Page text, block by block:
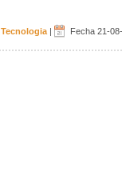
Tecnologia | Fecha 21-